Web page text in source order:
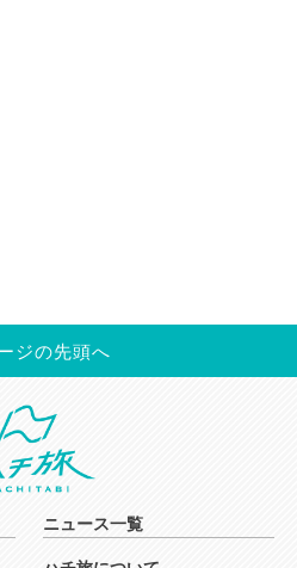
ジの先頭へ
ニュース一覧